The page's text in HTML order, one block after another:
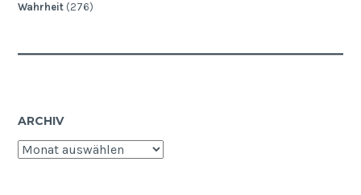
Wahrheit (276)
ARCHIV
Archiv